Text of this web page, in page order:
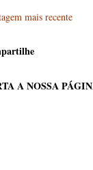
mais recente
A NOSSA